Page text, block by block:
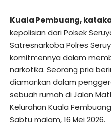
Kuala Pembuang,
kepolisian dari Polsek
Satresnarkoba Polres
komitmennya dalam
narkotika. Seorang pria
diamankan dalam
sebuah rumah di Jalan
Kelurahan Kuala
Sabtu malam, 16 Mei 2026.